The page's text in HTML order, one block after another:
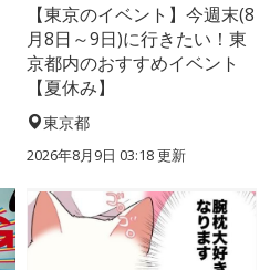
【東京のイベント】今週末(8
月8日～9日)に行きたい！東
京都内のおすすめイベント
【夏休み】
東京都
2026年8月9日 03:18更新